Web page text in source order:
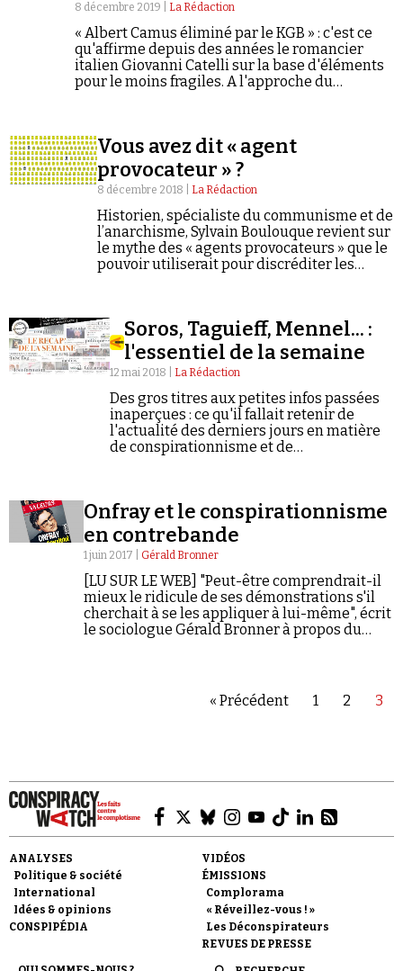
Demander à Vera
Se connecter
8 décembre 2019 | La Rédaction
« Albert Camus éliminé par le KGB » : c'est ce
qu'affirme depuis des années le romancier
italien Giovanni Catelli sur la base d'éléments
pour le moins fragiles. A l'approche du
Vous avez dit « agent
provocateur » ?
8 décembre 2018 | La Rédaction
Historien, spécialiste du communisme et de
l’anarchisme, Sylvain Boulouque revient sur
le mythe des « agents provocateurs » que le
pouvoir utiliserait pour discréditer les
Soros, Taguieff, Mennel... :
l'essentiel de la semaine
12 mai 2018 | La Rédaction
Des gros titres aux petites infos passées
inaperçues : ce qu'il fallait retenir de
l'actualité des derniers jours en matière
de conspirationnisme et de
Onfray et le conspirationnisme
en contrebande
1 juin 2017 | Gérald Bronner
[LU SUR LE WEB] "Peut-être comprendrait-il
mieux le ridicule de ses démonstrations s'il
cherchait à se les appliquer à lui-même", écrit
le sociologue Gérald Bronner à propos du
« Précédent 1 2 3
ANALYSES
Politique & société
International
Idées & opinions
CONSPIPÉDIA
VIDÉOS
ÉMISSIONS
Complorama
« Réveillez-vous ! »
Les Déconspirateurs
REVUES DE PRESSE